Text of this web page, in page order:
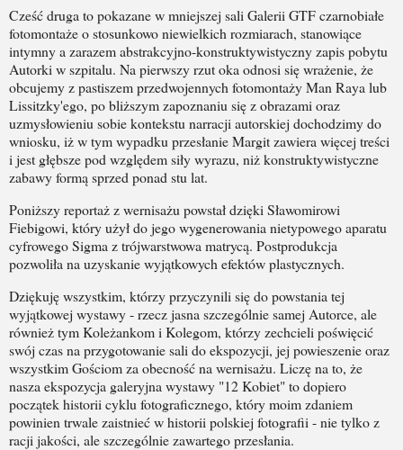
Cześć druga to pokazane w mniejszej sali Galerii GTF czarnobiałe
fotomontaże o stosunkowo niewielkich rozmiarach, stanowiące
intymny a zarazem abstrakcyjno-konstruktywistyczny zapis pobytu
Autorki w szpitalu. Na pierwszy rzut oka odnosi się wrażenie, że
obcujemy z pastiszem przedwojennych fotomontaży Man Raya lub
Lissitzky'ego, po bliższym zapoznaniu się z obrazami oraz
uzmysłowieniu sobie kontekstu narracji autorskiej dochodzimy do
wniosku, iż w tym wypadku przesłanie Margit zawiera więcej treści
i jest głębsze pod względem siły wyrazu, niż konstruktywistyczne
zabawy formą sprzed ponad stu lat.
Poniższy reportaż z wernisażu powstał dzięki Sławomirowi
Fiebigowi, który użył do jego wygenerowania nietypowego aparatu
cyfrowego Sigma z trójwarstwowa matrycą. Postprodukcja
pozwoliła na uzyskanie wyjątkowych efektów plastycznych.
Dziękuję wszystkim, którzy przyczynili się do powstania tej
wyjątkowej wystawy - rzecz jasna szczególnie samej Autorce, ale
również tym Koleżankom i Kolegom, którzy zechcieli poświęcić
swój czas na przygotowanie sali do ekspozycji, jej powieszenie oraz
wszystkim Gościom za obecność na wernisażu. Liczę na to, że
nasza ekspozycja galeryjna wystawy "12 Kobiet" to dopiero
początek historii cyklu fotograficznego, który moim zdaniem
powinien trwale zaistnieć w historii polskiej fotografii - nie tylko z
racji jakości, ale szczególnie zawartego przesłania.